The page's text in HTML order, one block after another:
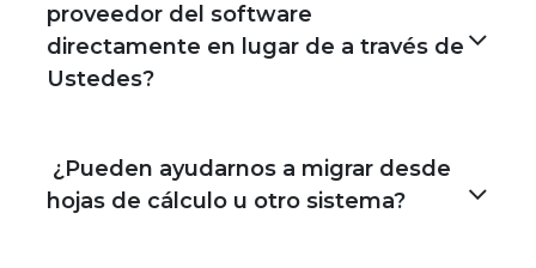
proveedor del software
directamente en lugar de a través de
Ustedes?
¿Pueden ayudarnos a migrar desde
hojas de cálculo u otro sistema?